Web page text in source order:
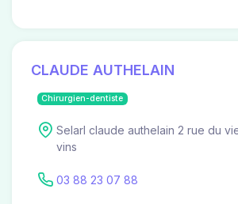
CLAUDE AUTHELAIN
Chirurgien-dentiste
Selarl claude authelain 2 rue du
vins
03 88 23 07 88